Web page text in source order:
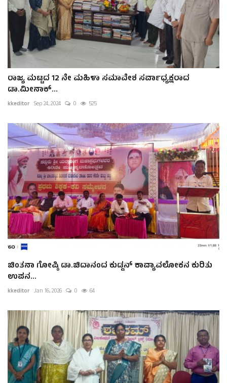
ರಾಜ್ಯ ಮಟ್ಟದ 12 ನೇ ಮಹಿಳಾ ಸಮಾವೇಶ ಸರ್ವಾಧ್ಯಕ್ಷರಾದ
ಡಾ.ಮೀನಾಕ್...
kkeditor Sep 24, 2024 0 525
ಚಿಂತನಾ ಗೋಷ್ಠಿ ಡಾ.ಚಿದಾನಂದ ಕುಡ್ಡನ್ ಕಾವ್ಯಾವಲೋಕನ ಕುರಿತು
ಉಪನ...
kkeditor Jan 16, 2026 0 64